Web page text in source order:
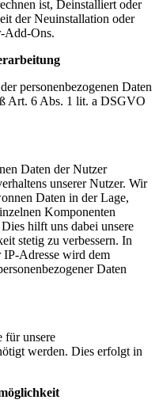
ist, Deinstalliert oder
der Neuinstallation oder
Add-Ons.
personenbezogenen Daten
Art. 6 Abs. 1 lit. a DSGVO
Daten der Nutzer
unserer Nutzer. Wir
Daten in der Lage,
Komponenten
hilft uns dabei unsere
stetig zu verbessern. In
Adresse wird dem
Daten
für unsere
werden. Dies erfolgt in